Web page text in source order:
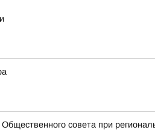
совета при